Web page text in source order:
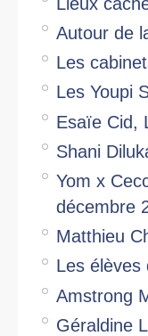
Autour de
Les
Les Youpi
Esaïe Cid,
Shani
Yom x
décembre
Matthieu
Les élèves
Amstrong
Géraldine